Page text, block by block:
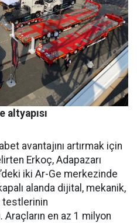
altyapısı
avantajını artırmak için
Erkoç, Adapazarı
iki Ar-Ge mer­kezinde
alanda dijital, mekanik,
test­lerinin
en az 1 milyon